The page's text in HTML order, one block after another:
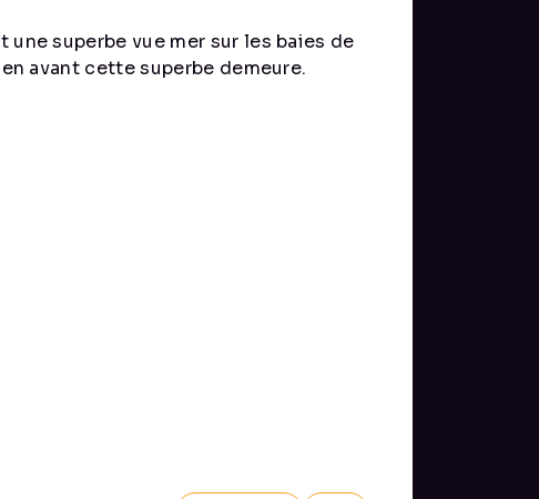
superbe vue mer sur les baies de
avant cette superbe demeure.